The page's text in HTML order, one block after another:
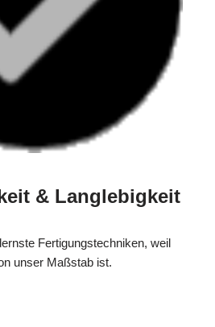
& Langlebigkeit
Fertigungstechniken, weil
unser Maßstab ist.